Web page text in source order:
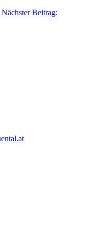
Nächster Beitrag: